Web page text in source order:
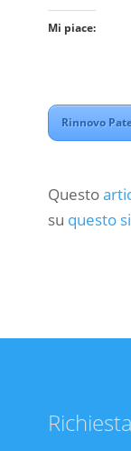
Mi piace:
Rinnovo
Questo
su questo